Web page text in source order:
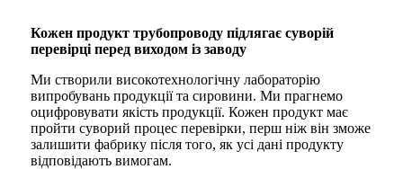
Кожен продукт трубопроводу підлягає суворій
перевірці перед виходом із заводу
Ми створили високотехнологічну лабораторію
випробувань продукції та сировини. Ми прагнемо
оцифровувати якість продукції. Кожен продукт має
пройти суворий процес перевірки, перш ніж він зможе
залишити фабрику після того, як усі дані продукту
відповідають вимогам.